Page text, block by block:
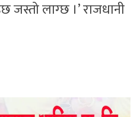
जस्तो लाग्छ ।’ राजधानी